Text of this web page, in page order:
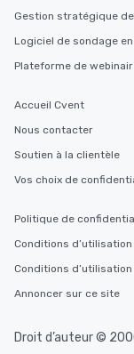
Gestion stratégique
Logiciel de sondage
Plateforme de
Accueil Cvent
Nous contacter
Soutien à la clientèle
Vos choix de
Politique de
Conditions
Conditions
Annoncer sur ce site
Droit d’auteur ©